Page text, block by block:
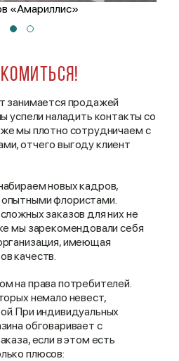
«Амариллис»
занимается продажей
успели наладить контакты со
мы плотно сотрудничаем с
отчего выгоду клиент
новых кадров,
флористами.
заказов для них не
мы зарекомендовали себя
имеющая
качеств.
на права потребителей.
немало невест,
При индивидуальных
обговаривает с
если в этом есть
плюсов: